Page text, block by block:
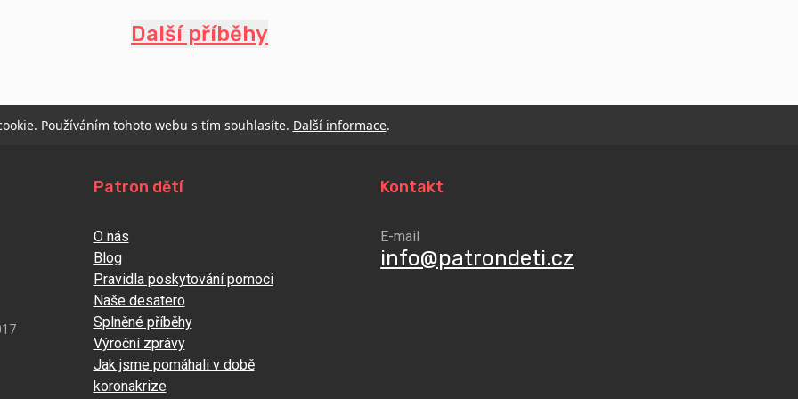
Další příběhy
Používáním tohoto webu s tím souhlasíte. Další informace.
Patron dětí
O nás
Blog
Pravidla poskytování pomoci
Naše desatero
Splněné příběhy
Výroční zprávy
Jak jsme pomáhali v době
koronakrize
Kontakt
E-mail
info@patrondeti.cz